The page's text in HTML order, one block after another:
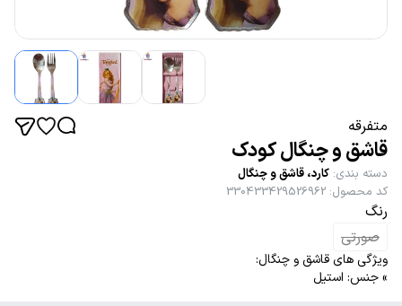
متفرقه
قاشق و چنگال کودک
دسته بندی: کارد، قاشق و چنگال
کد محصول:
330433429526962
رنگ
صورتی
ویژگی های قاشق و چنگال:
» جنس: استیل